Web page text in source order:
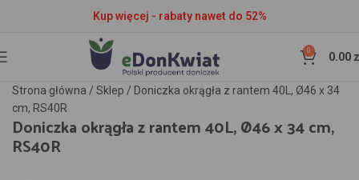
Kup więcej - rabaty nawet do 52%
0 0.00
Strona główna / Sklep / Doniczka okrągła z rantem 40L, Ø46 x 34
cm, RS40R
Doniczka okrągła z rantem 40L, Ø46 x 34 cm,
RS40R